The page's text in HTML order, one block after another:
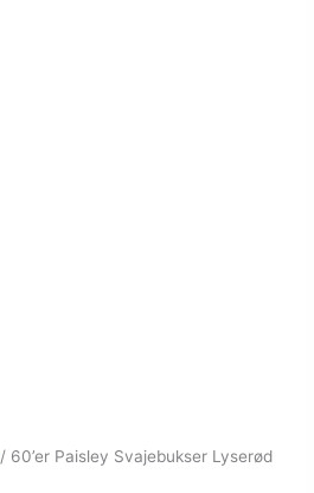
/ 60’er Paisley Svajebukser Lyserød